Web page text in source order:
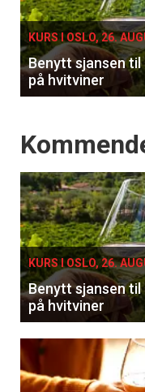
KURS I OSLO, 26.
Benytt sjansen
på hvitviner
Events
KURS I OSLO, 26.
Benytt sjansen
på hvitviner